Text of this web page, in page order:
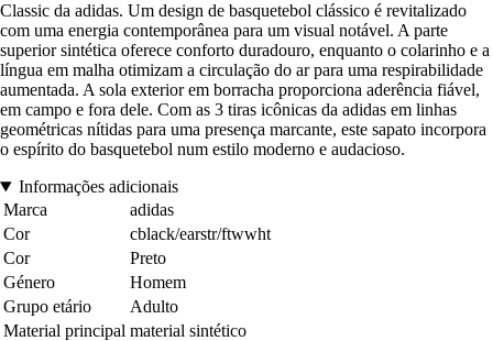
Classic da adidas. Um design de basquetebol clássico é revitalizado
com uma energia contemporânea para um visual notável. A parte
superior sintética oferece conforto duradouro, enquanto o colarinho e a
língua em malha otimizam a circulação do ar para uma respirabilidade
aumentada. A sola exterior em borracha proporciona aderência fiável,
em campo e fora dele. Com as 3 tiras icônicas da adidas em linhas
geométricas nítidas para uma presença marcante, este sapato incorpora
o espírito do basquetebol num estilo moderno e audacioso.
Informações adicionais
Marca
adidas
Cor
cblack/earstr/ftwwht
Cor
Preto
Género
Homem
Grupo etário
Adulto
Material principal material sintético